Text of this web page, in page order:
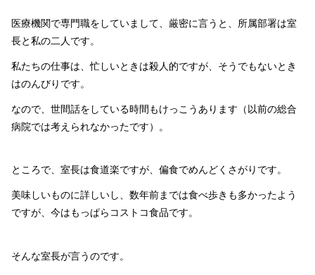
医療機関で専門職をしていまして、厳密に言うと、所属部署は室
長と私の二人です。
私たちの仕事は、忙しいときは殺人的ですが、そうでもないとき
はのんびりです。
なので、世間話をしている時間もけっこうあります（以前の総合
病院では考えられなかったです）。
ところで、室長は食道楽ですが、偏食でめんどくさがりです。
美味しいものに詳しいし、数年前までは食べ歩きも多かったよう
ですが、今はもっぱらコストコ食品です。
そんな室長が言うのです。